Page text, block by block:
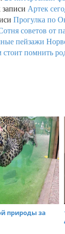
записи Артек
Прогулка по
советов от
пейзажи
помнить
природы за